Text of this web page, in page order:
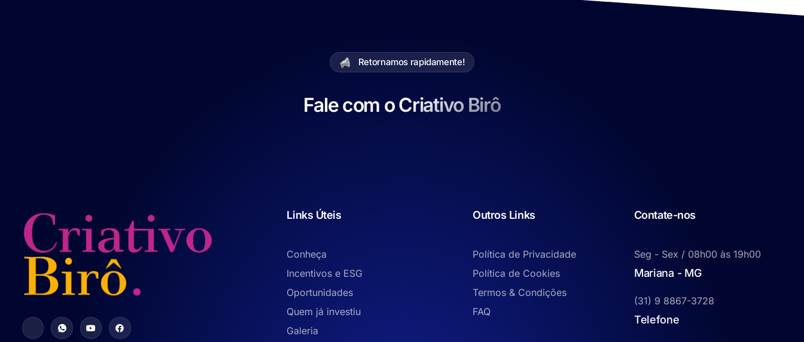
Retornamos rapidamente!
Fale com o Criativo Birô
Links Úteis
Conheça
Incentivos e ESG
Oportunidades
Quem já investiu
Galeria
Outros Links
Política de Privacidade
Política de Cookies
Termos & Condições
FAQ
Contate-nos
Seg - Sex / 08h00 às 19h00
Mariana - MG
(31) 9 8867-3728
Telefone